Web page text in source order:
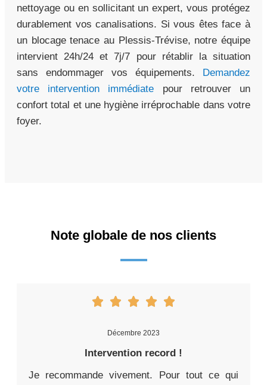
nettoyage ou en sollicitant un expert, vous protégez
durablement vos canalisations. Si vous êtes face à
un blocage tenace au Plessis-Trévise, notre équipe
intervient 24h/24 et 7j/7 pour rétablir la situation
sans endommager vos équipements. Demandez
votre intervention immédiate pour retrouver un
confort total et une hygiène irréprochable dans votre
foyer.
Note globale de nos clients
Décembre 2023
Intervention record !
Je recommande vivement. Pour tout ce qui